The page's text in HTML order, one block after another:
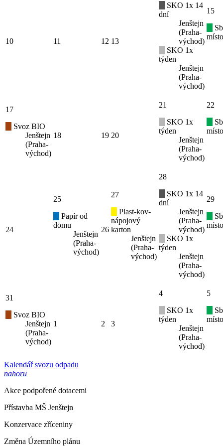
10 11 12 13
SKO 1x 14
dní
Jenštejn
(Praha-
východ)
SKO 1x
týden
Jenštejn
(Praha-
východ)
15
17
Svoz BIO
Jenštejn
(Praha-
východ)
18 19 20
21
SKO 1x
týden
Jenštejn
(Praha-
východ)
22
24
25
Papír od
domu
Jenštejn
(Praha-
východ)
26
27
Plast-kov-
nápojový
karton
Jenštejn
(Praha-
východ)
28
SKO 1x 14
dní
Jenštejn
(Praha-
východ)
SKO 1x
týden
Jenštejn
(Praha-
východ)
29
31
Svoz BIO
Jenštejn
(Praha-
východ)
1 2 3
4
SKO 1x
týden
Jenštejn
(Praha-
východ)
5
Kalendář svozu odpadu
nahoru
Akce podpořené dotacemi
Přístavba MŠ Jenštejn
Konzervace zříceniny
Změna Územního plánu